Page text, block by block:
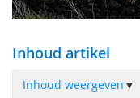
Inhoud artikel
Inhoud weergeven ▼